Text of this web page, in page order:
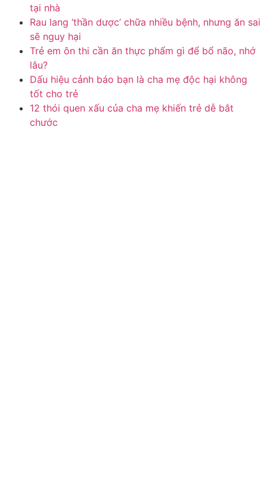
tại nhà
Rau lang ‘thần dược’ chữa nhiều bệnh, nhưng ăn sai
sẽ nguy hại
Trẻ em ôn thi cần ăn thực phẩm gì để bổ não, nhớ
lâu?
Dấu hiệu cảnh báo bạn là cha mẹ độc hại không
tốt cho trẻ
12 thói quen xấu của cha mẹ khiến trẻ dễ bắt
chước